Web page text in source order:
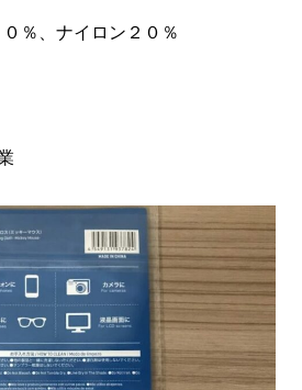
％、ナイロン２０％